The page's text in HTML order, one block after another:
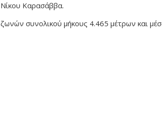
Καρασάββα.
συνολικού μήκους 4.465 μέτρων και